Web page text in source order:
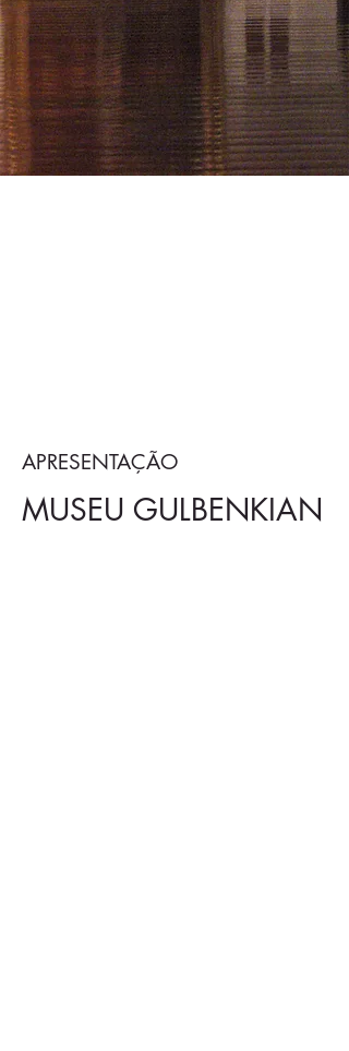
APRESENTAÇÃO
MUSEU GULBENKIAN